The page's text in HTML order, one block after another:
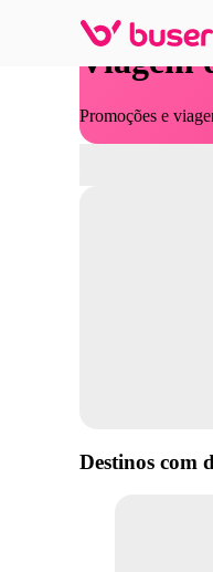
Viagem
Promoções e
Destinos com